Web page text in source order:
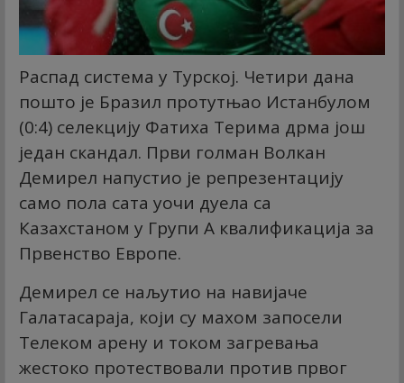
Распад система у Турској. Четири дана
пошто је Бразил протутњао Истанбулом
(0:4) селекцију Фатиха Терима дрма још
један скандал. Први голман Волкан
Демирел напустио је репрезентацију
само пола сата уочи дуела са
Казахстаном у Групи А квалификација за
Првенство Европе.
Демирел се наљутио на навијаче
Галатасараја, који су махом запосели
Телеком арену и током загревања
жестоко протествовали против првог